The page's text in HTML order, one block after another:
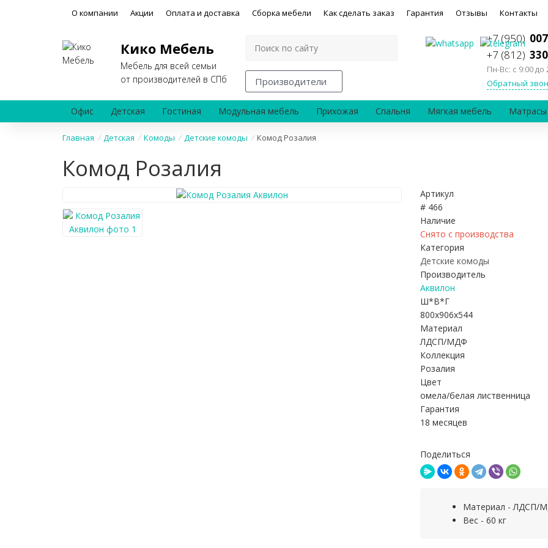
О компании Акции Оплата и доставка Сборка мебели Как сделать заказ Гарантия Отзывы Контакты
Кико Мебель
Мебель для всей семьи
от производителей в СПб
Производители
+7 (950)
+7 (812)
Пн-Вс: с 9:00 до
Обратный
Офис Детская Гостиная Модульная мебель Прихожая Спальня Мягкая мебель Матрасы
Главная / Детская / Комоды / Детские комоды / Комод Розалия
Комод Розалия
Артикул
# 466
Наличие
Снято с производства
Категория
Детские комоды
Производитель
Аквилон
Ш*В*Г
800x906x544
Материал
ЛДСП/МДФ
Коллекция
Розалия
Цвет
омела/белая лиственница
Гарантия
18 месяцев
Поделиться
Материал - ЛДСП/
Вес - 60 кг